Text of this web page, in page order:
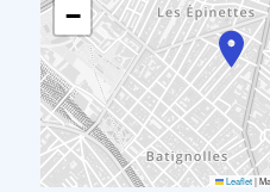
−
Leaflet|